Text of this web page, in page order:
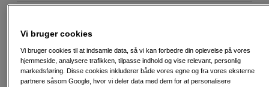
30 dages returret
Personlig service og ekspertrådgivning
Vi bruger cookies
Vi bruger cookies til at indsamle data, så vi kan forbedre din oplevelse på vores
hjemmeside, analysere trafikken, tilpasse indhold og vise relevant, personlig
markedsføring. Disse cookies inkluderer både vores egne og fra vores eksterne
partnere såsom Google, hvor vi deler data med dem for at personalisere